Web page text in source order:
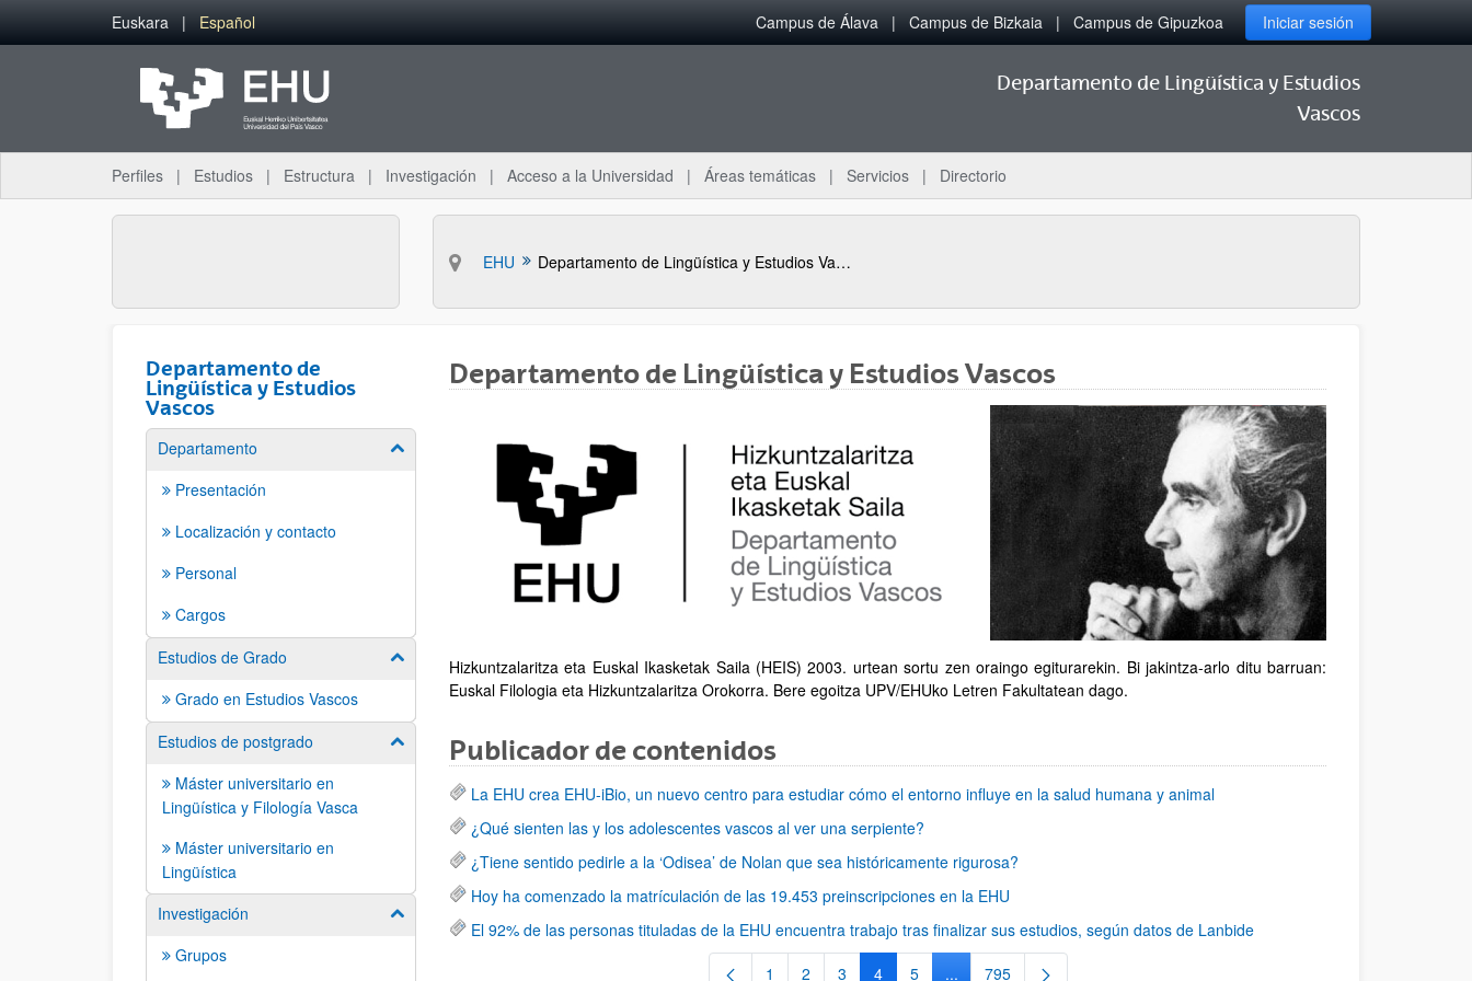
Saltar al contenido principal
Euskara Español Campus de Álava Campus de Bizkaia Campus de Gipuzkoa Iniciar sesión
Departamento de Lingüística y Estudios
Vascos
Perfiles Estudios Estructura Investigación Acceso a la Universidad Áreas temáticas Servicios Directorio
EHU Departamento de Lingüística y Estudios Vascos
Departamento de
Lingüística y Estudios
Vascos
Departamento Mostrar/ocultar subpáginas
Presentación
Localización y contacto
Personal
Cargos
Estudios de Grado
Mostrar/ocultar subpáginas
Grado en Estudios Vascos
Estudios de postgrado
Mostrar/ocultar subpáginas
Máster universitario en
Lingüística y Filología Vasca
Máster universitario en
Lingüística
Investigación
Mostrar/ocultar subpáginas
Grupos
Departamento de Lingüística y Estudios Vascos
Hizkuntzalaritza eta Euskal Ikasketak Saila (HEIS) 2003. urtean sortu zen oraingo egiturarekin. Bi jakintza-arlo ditu barruan:
Euskal Filologia eta Hizkuntzalaritza Orokorra. Bere egoitza UPV/EHUko Letren Fakultatean dago.
Publicador de contenidos
La EHU crea EHU-iBio, un nuevo centro para estudiar cómo el entorno influye en la salud humana y animal
¿Qué sienten las y los adolescentes vascos al ver una serpiente?
¿Tiene sentido pedirle a la ‘Odisea’ de Nolan que sea históricamente rigurosa?
Hoy ha comenzado la matrículación de las 19.453 preinscripciones en la EHU
El 92% de las personas tituladas de la EHU encuentra trabajo tras finalizar sus estudios, según datos de Lanbide
1 2 3 4 5 ... 795